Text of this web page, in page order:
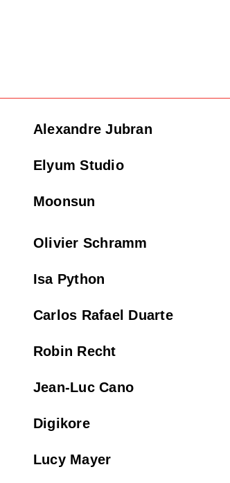
Alexandre Jubran
Elyum Studio
Moonsun
Olivier Schramm
Isa Python
Carlos Rafael Duarte
Robin Recht
Jean-Luc Cano
Digikore
Lucy Mayer